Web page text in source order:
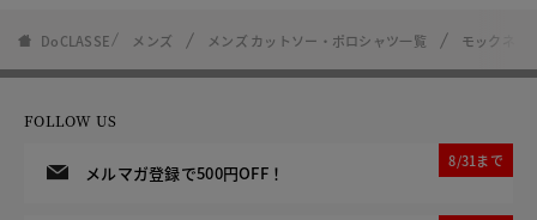
DoCLASSE メンズ メンズ カットソー・ポロシャツ一覧 モックネッ
FOLLOW US
メルマガ登録で500円OFF！
8/31まで